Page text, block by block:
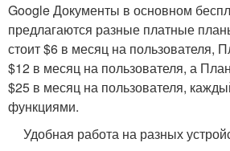
Google Документы в основном
предлагаются разные платные
стоит $6 в месяц на пользователя,
$12 в месяц на пользователя, а
$25 в месяц на пользователя,
функциями.
Удобная работа на разных